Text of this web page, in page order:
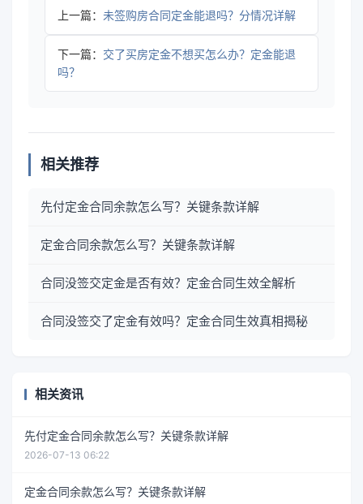
上一篇： 未签购房合同定金能退吗？分情况详解
下一篇： 交了买房定金不想买怎么办？定金能退
吗？
相关推荐
先付定金合同余款怎么写？关键条款详解
定金合同余款怎么写？关键条款详解
合同没签交定金是否有效？定金合同生效全解析
合同没签交了定金有效吗？定金合同生效真相揭秘
相关资讯
先付定金合同余款怎么写？关键条款详解
2026-07-13 06:22
定金合同余款怎么写？关键条款详解